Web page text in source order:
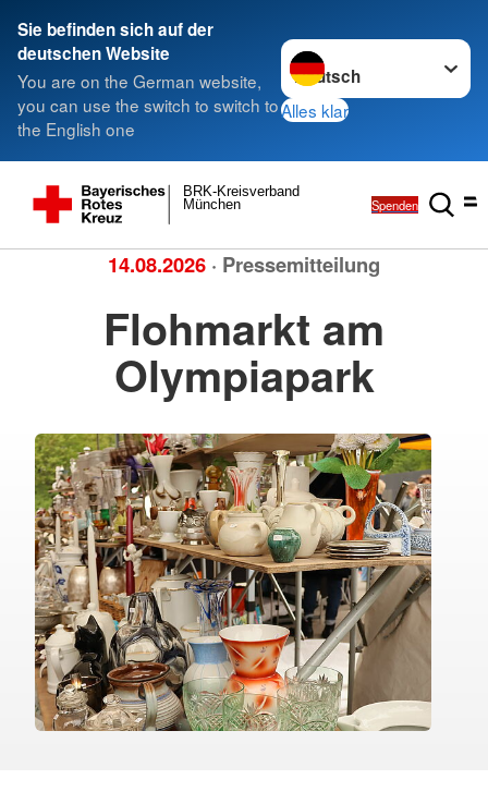
Sie befinden sich auf der
deutschen Website
You are on the German website,
you can use the switch to switch to
the English one
Sprache wechseln zu
Alles klar
München
BRK-Kreisverband
Spenden
14.08.2026 · Pressemitteilung
Flohmarkt am
Olympiapark